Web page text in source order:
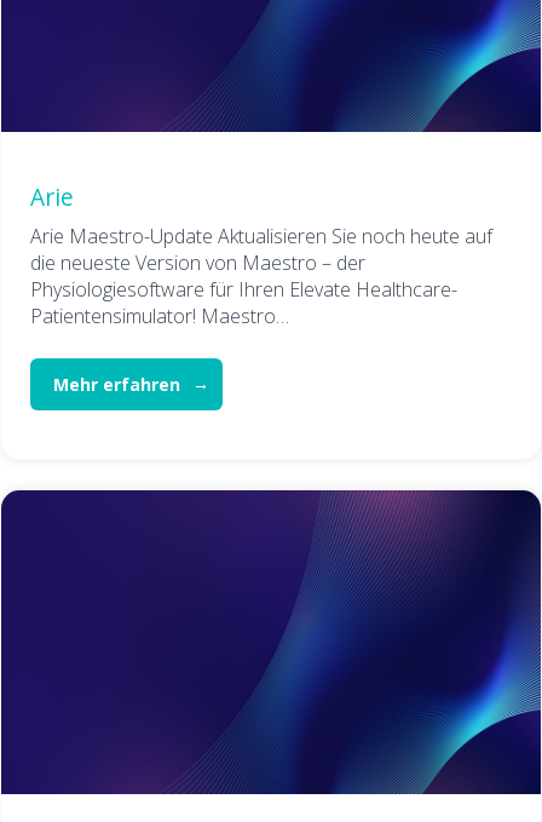
Arie
Arie Maestro-Update Aktualisieren Sie noch heute auf
die neueste Version von Maestro – der
Physiologiesoftware für Ihren Elevate Healthcare-
Patientensimulator! Maestro…
Mehr erfahren